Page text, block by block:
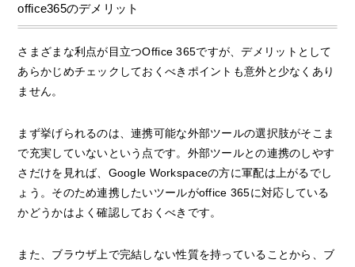
office365のデメリット
さまざまな利点が目立つOffice 365ですが、デメリットとして
あらかじめチェックしておくべきポイントも意外と少なくあり
ません。
まず挙げられるのは、連携可能な外部ツールの選択肢がそこま
で充実していないという点です。外部ツールとの連携のしやす
さだけを見れば、Google Workspaceの方に軍配は上がるでし
ょう。そのため連携したいツールがoffice 365に対応している
かどうかはよく確認しておくべきです。
また、ブラウザ上で完結しない性質を持っていることから、ブ